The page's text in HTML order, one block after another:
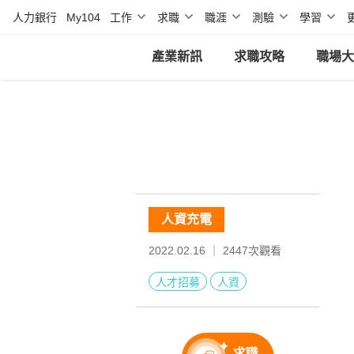
人力銀行 My104 工作 求職 職涯 測驗 學習
產業新訊 求職攻略 職場
人資充電
2022.02.16 ｜ 2447次觀看
人才招募 人資